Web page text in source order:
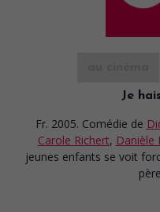
Je
Fr. 2005. Comédie de
Carole Richert, Danièle
jeunes enfants se voit